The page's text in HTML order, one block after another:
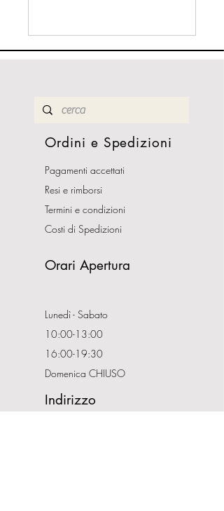
Ordini e Spedizioni
Pagamenti accettati
Resi e rimborsi
Termini e condizioni
Costi di Spedizioni
Orari Apertura
Lunedì - Sabato
10:00-13:00
16:00-19:30
Domenica CHIUSO
Indirizzo